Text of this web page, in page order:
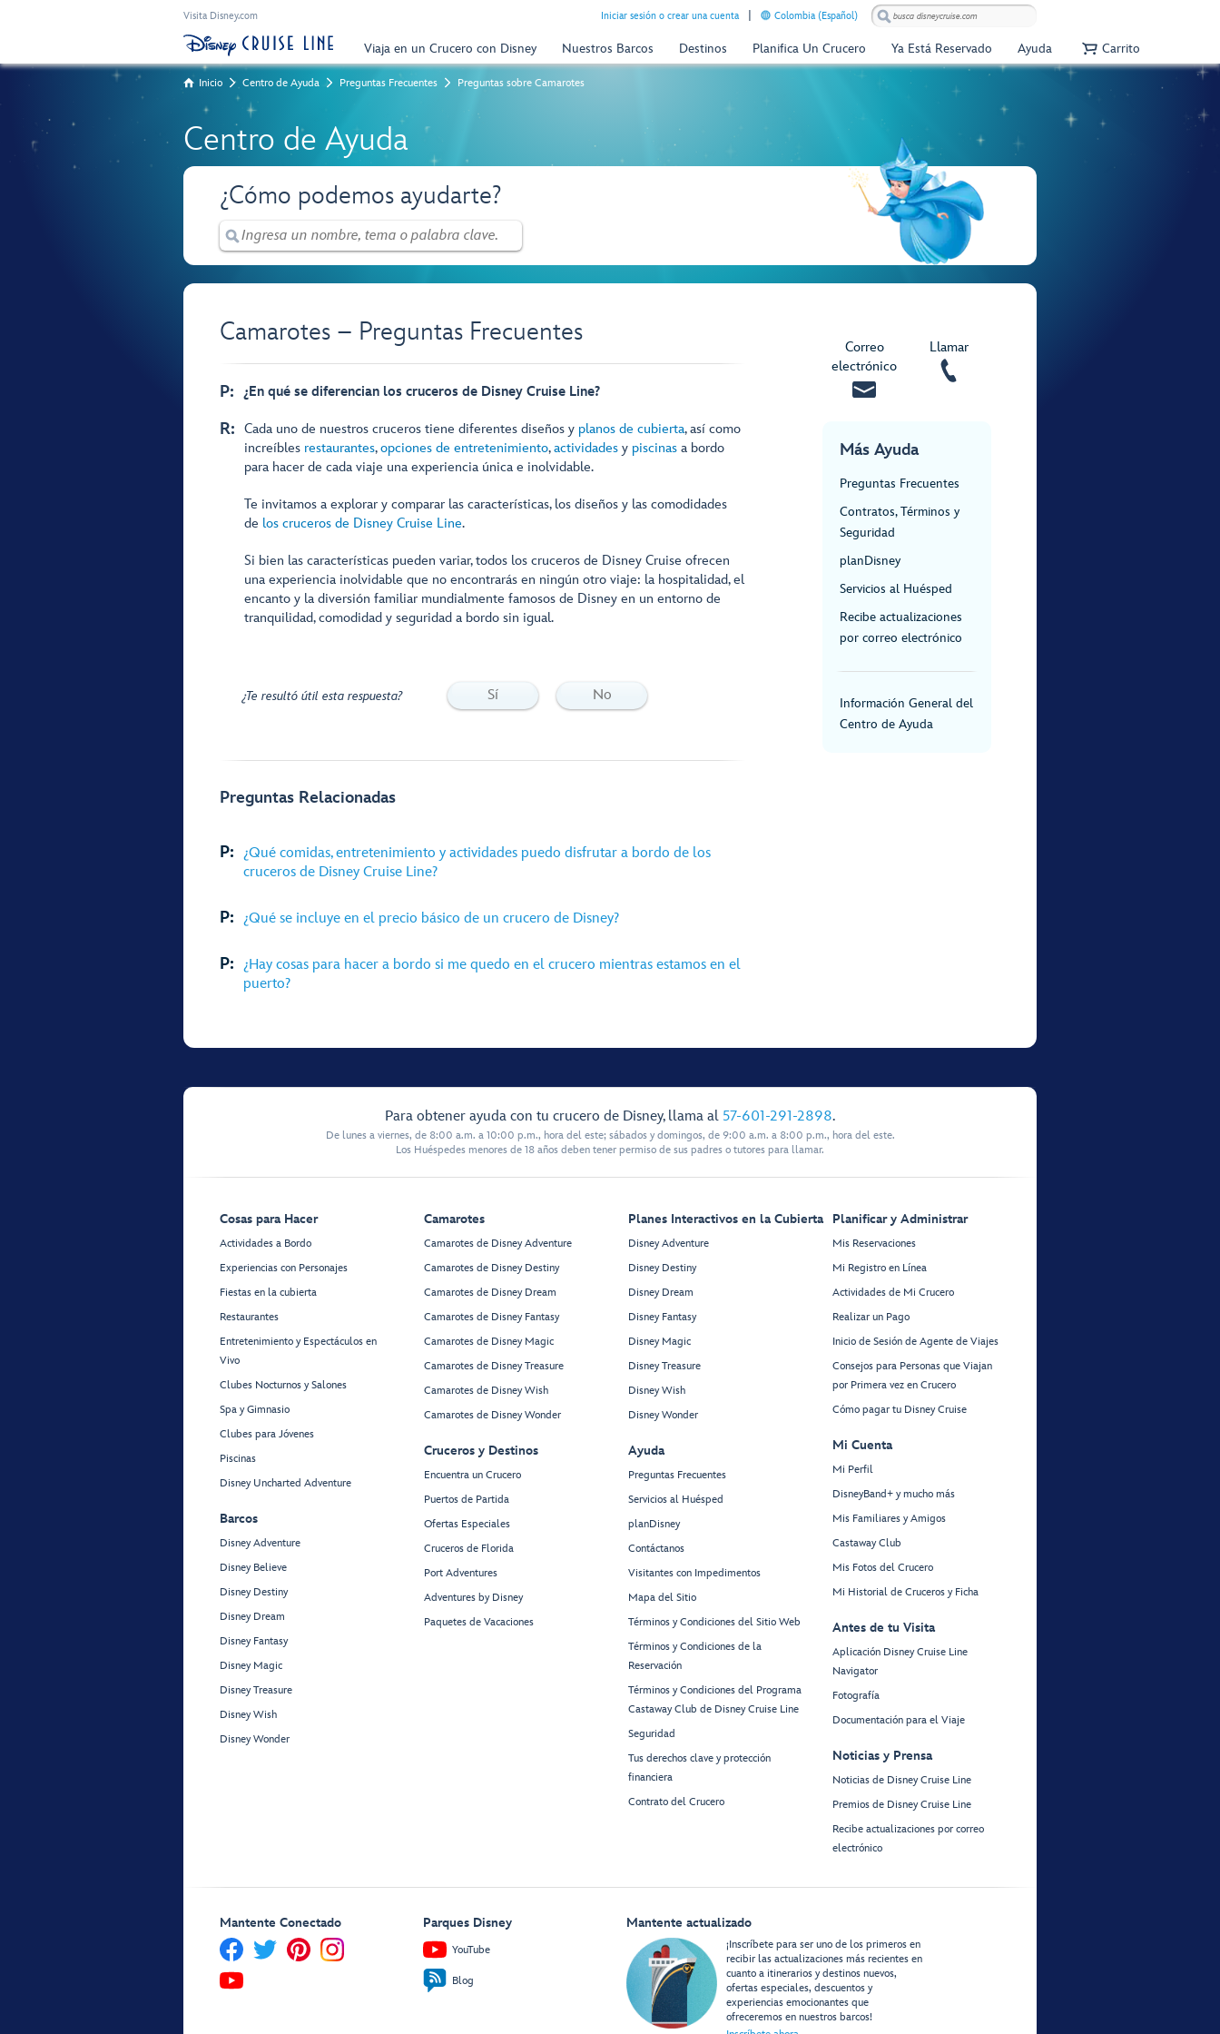
Visita Disney.com Iniciar sesión o crear una cuenta Colombia (Español)
Viaja en un Crucero con Disney Nuestros Barcos Destinos Planifica Un Crucero Ya Está Reservado Ayuda Carrito
Inicio Centro de Ayuda Preguntas Frecuentes Preguntas sobre Camarotes
Centro de Ayuda
¿Cómo podemos ayudarte?
Camarotes – Preguntas Frecuentes
P: ¿En qué se diferencian los cruceros de Disney Cruise Line?
R: Cada uno de nuestros cruceros tiene diferentes diseños y planos de cubierta, así como
increíbles restaurantes,opciones de entretenimiento,actividades y piscinas a bordo
para hacer de cada viaje una experiencia única e inolvidable.
Te invitamos a explorar y comparar las características, los diseños y las comodidades
de los cruceros de Disney Cruise Line.
Si bien las características pueden variar, todos los cruceros de Disney Cruise ofrecen
una experiencia inolvidable que no encontrarás en ningún otro viaje: la hospitalidad, el
encanto y la diversión familiar mundialmente famosos de Disney en un entorno de
tranquilidad, comodidad y seguridad a bordo sin igual.
¿Te resultó útil esta respuesta? Sí No
Preguntas Relacionadas
P: ¿Qué comidas, entretenimiento y actividades puedo disfrutar a bordo de los
cruceros de Disney Cruise Line?
P: ¿Qué se incluye en el precio básico de un crucero de Disney?
P: ¿Hay cosas para hacer a bordo si me quedo en el crucero mientras estamos en el
puerto?
Correo
electrónico
Llamar
Más Ayuda
Preguntas Frecuentes
Contratos, Términos y
Seguridad
planDisney
Servicios al Huésped
Recibe actualizaciones
por correo electrónico
Información General del
Centro de Ayuda
Para obtener ayuda con tu crucero de Disney, llama al 57-601-291-2898.
De lunes a viernes, de 8:00 a.m. a 10:00 p.m., hora del este; sábados y domingos, de 9:00 a.m. a 8:00 p.m., hora del este.
Los Huéspedes menores de 18 años deben tener permiso de sus padres o tutores para llamar.
Cosas para Hacer
Actividades a Bordo
Experiencias con Personajes
Fiestas en la cubierta
Restaurantes
Entretenimiento y Espectáculos en
Vivo
Clubes Nocturnos y Salones
Spa y Gimnasio
Clubes para Jóvenes
Piscinas
Disney Uncharted Adventure
Barcos
Disney Adventure
Disney Believe
Disney Destiny
Disney Dream
Disney Fantasy
Disney Magic
Disney Treasure
Disney Wish
Disney Wonder
Camarotes
Camarotes de Disney Adventure
Camarotes de Disney Destiny
Camarotes de Disney Dream
Camarotes de Disney Fantasy
Camarotes de Disney Magic
Camarotes de Disney Treasure
Camarotes de Disney Wish
Camarotes de Disney Wonder
Cruceros y Destinos
Encuentra un Crucero
Puertos de Partida
Ofertas Especiales
Cruceros de Florida
Port Adventures
Adventures by Disney
Paquetes de Vacaciones
Planes Interactivos en la Cubierta
Disney Adventure
Disney Destiny
Disney Dream
Disney Fantasy
Disney Magic
Disney Treasure
Disney Wish
Disney Wonder
Ayuda
Preguntas Frecuentes
Servicios al Huésped
planDisney
Contáctanos
Visitantes con Impedimentos
Mapa del Sitio
Términos y Condiciones del Sitio Web
Términos y Condiciones de la
Reservación
Términos y Condiciones del Programa
Castaway Club de Disney Cruise Line
Seguridad
Tus derechos clave y protección
financiera
Contrato del Crucero
Planificar y Administrar
Mis Reservaciones
Mi Registro en Línea
Actividades de Mi Crucero
Realizar un Pago
Inicio de Sesión de Agente de Viajes
Consejos para Personas que Viajan
por Primera vez en Crucero
Cómo pagar tu Disney Cruise
Mi Cuenta
Mi Perfil
DisneyBand+ y mucho más
Mis Familiares y Amigos
Castaway Club
Mis Fotos del Crucero
Mi Historial de Cruceros y Ficha
Antes de tu Visita
Aplicación Disney Cruise Line
Navigator
Fotografía
Documentación para el Viaje
Noticias y Prensa
Noticias de Disney Cruise Line
Premios de Disney Cruise Line
Recibe actualizaciones por correo
electrónico
Mantente Conectado Parques Disney
YouTube
Blog
Mantente actualizado
¡Inscríbete para ser uno de los primeros en
recibir las actualizaciones más recientes en
cuanto a itinerarios y destinos nuevos,
ofertas especiales, descuentos y
experiencias emocionantes que
ofreceremos en nuestros barcos!